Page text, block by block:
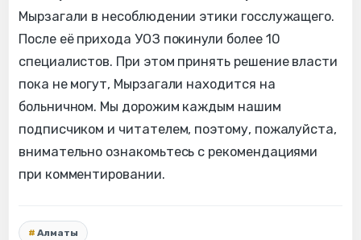
Мырзагали в несоблюдении этики госслужащего.
После её прихода УОЗ покинули более 10
специалистов. При этом принять решение власти
пока не могут, Мырзагали находится на
больничном. Мы дорожим каждым нашим
подписчиком и читателем, поэтому, пожалуйста,
внимательно ознакомьтесь с рекомендациями
при комментировании.
Алматы